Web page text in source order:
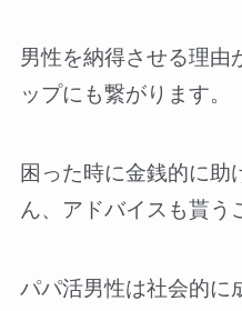
男性を納得させる理由
ップにも繋がります。
困った時に金銭的に助
ん、アドバイスも貰う
パパ活男性は社会的に